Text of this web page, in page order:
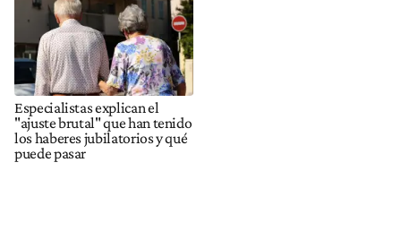
Especialistas explican el
"ajuste brutal" que han tenido
los haberes jubilatorios y qué
puede pasar